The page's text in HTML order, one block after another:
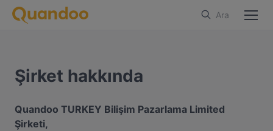
Ara
Şirket hakkında
Quandoo TURKEY Bilişim Pazarlama Limited
Şirketi,